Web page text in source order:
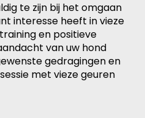
te zijn bij het omgaan
interesse heeft in vieze
en positieve
van uw hond
gedragingen en
met vieze geuren